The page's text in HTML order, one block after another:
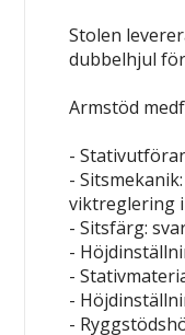
Stolen
dubbelhjul
Armstöd
-
-
viktreglering
- Sitsfärg:
-
-
-
-